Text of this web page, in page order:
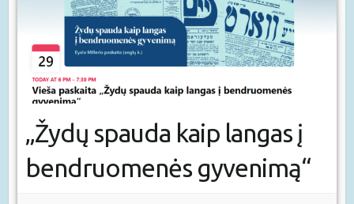
„Žydų spauda kaip langas į
bendruomenės gyvenimą“